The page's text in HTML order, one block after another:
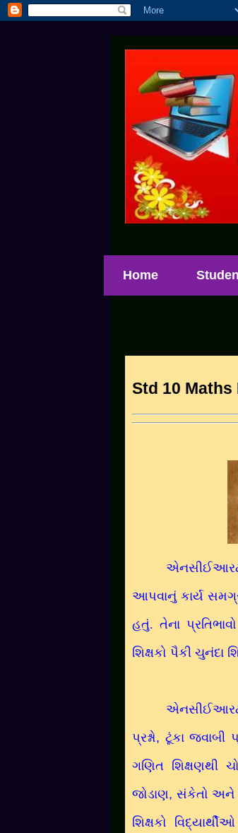
Home
Std 10 Maths
આપવાનું કાર્ય
હતું. તેના
શિક્ષકો પૈકી ચુનંદા
પ્રશ્નો, ટૂંકા જવાબી
ગણિત શિક્ષણથી
જોડાણ, સંકેતો અને
શિક્ષકો